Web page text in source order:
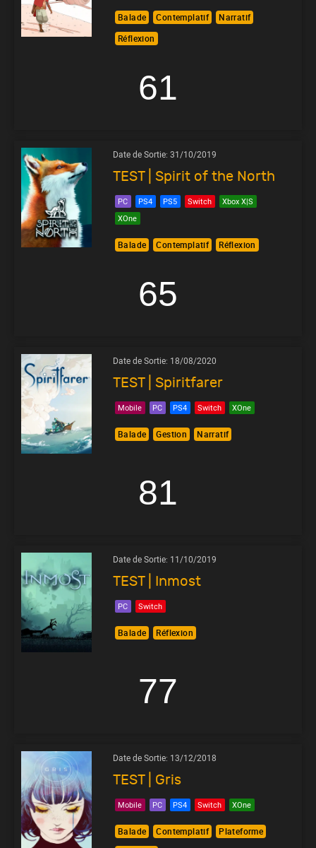
Balade Contemplatif
Narratif
Réflexion
61
Date de Sortie: 31/10/2019
TEST | Spirit of the North
PC PS4 PS5 Switch
Xbox X|S
XOne
Balade Contemplatif Réflexion
65
Date de Sortie: 18/08/2020
TEST | Spiritfarer
Mobile PC PS4 Switch XOne
Balade Gestion Narratif
81
Date de Sortie: 11/10/2019
TEST | Inmost
PC Switch
Balade Réflexion
77
Date de Sortie: 13/12/2018
TEST | Gris
Mobile PC PS4 Switch XOne
Balade Contemplatif
Plateforme